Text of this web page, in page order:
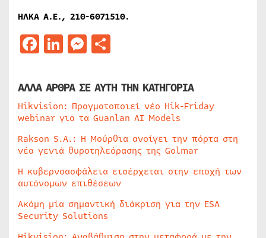
ΗΛΚΑ Α.Ε., 210-6071510.
Facebook
LinkedIn
Messenger
ΑΛΛΑ ΑΡΘΡΑ ΣΕ ΑΥΤΗ ΤΗΝ ΚΑΤΗΓΟΡΙΑ
Hikvision: Πραγματοποιεί νέο Hik-Friday
webinar για τα Guanlan AI Models
Rakson S.A.: Η Μούρθια ανοίγει την πόρτα στη
νέα γενιά θυροτηλεόρασης της Golmar
Η κυβερνοασφάλεια εισέρχεται στην εποχή των
αυτόνομων επιθέσεων
Ακόμη μία σημαντική διάκριση για την ESA
Security Solutions